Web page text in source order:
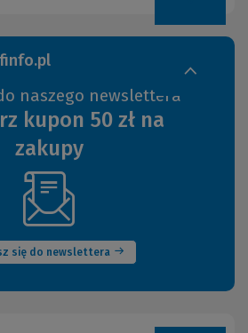
naszego newslettera
kupon 50 zł na
zakupy
się do newslettera
(Nowe
okno)